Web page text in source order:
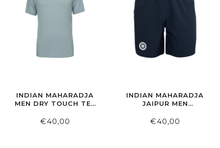
INDIAN MAHARADJA
MEN DRY TOUCH TEE
€40,00
INDIAN MAHARADJA
JAIPUR MEN
SHORT NAVY
€40,00